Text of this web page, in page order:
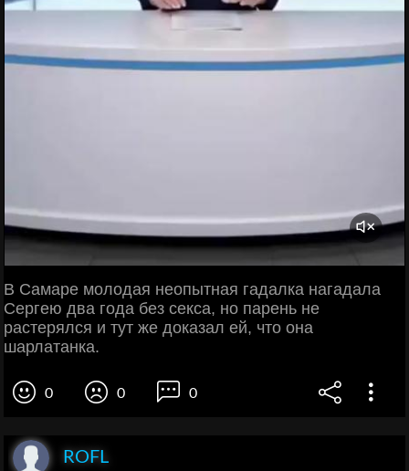
В Самаре молодая неопытная гадалка нагадала
Сергею два года без секса, но парень не
растерялся и тут же доказал ей, что она
шарлатанка.
0 0 0
ROFL